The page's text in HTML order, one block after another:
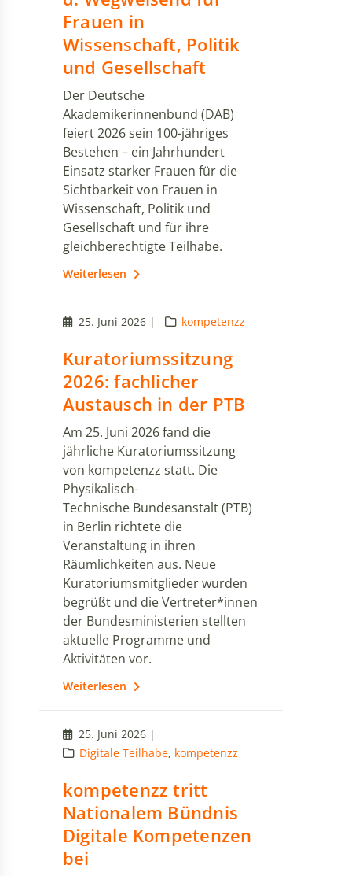
Frauen in
Wissenschaft, Politik
und Gesellschaft
Der Deutsche
Akademikerinnenbund (DAB)
feiert 2026 sein 100-jähriges
Bestehen – ein Jahrhundert
Einsatz starker Frauen für die
Sichtbarkeit von Frauen in
Wissenschaft, Politik und
Gesellschaft und für ihre
gleichberechtigte Teilhabe.
Weiterlesen
25. Juni 2026 | kompetenzz
Kuratoriumssitzung
2026: fachlicher
Austausch in der PTB
Am 25. Juni 2026 fand die
jährliche Kuratoriumssitzung
von kompetenzz statt. Die
Physikalisch-
Technische Bundesanstalt (PTB)
in Berlin richtete die
Veranstaltung in ihren
Räumlichkeiten aus. Neue
Kuratoriumsmitglieder wurden
begrüßt und die Vertreter*innen
der Bundesministerien stellten
aktuelle Programme und
Aktivitäten vor.
Weiterlesen
25. Juni 2026 |
Digitale Teilhabe, kompetenzz
kompetenzz tritt
Nationalem Bündnis
Digitale Kompetenzen
bei